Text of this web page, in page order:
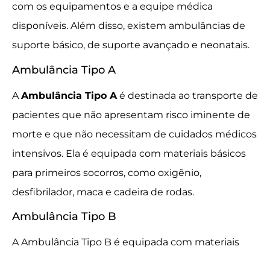
com os equipamentos e a equipe médica
disponíveis. Além disso, existem ambulâncias de
suporte básico, de suporte avançado e neonatais.
Ambulância Tipo A
AAmbulância Tipo Aé destinada ao transporte de
pacientes que não apresentam risco iminente de
morte e que não necessitam de cuidados médicos
intensivos. Ela é equipada com materiais básicos
para primeiros socorros, como oxigênio,
desfibrilador, maca e cadeira de rodas.
Ambulância Tipo B
A Ambulância Tipo B é equipada com materiais